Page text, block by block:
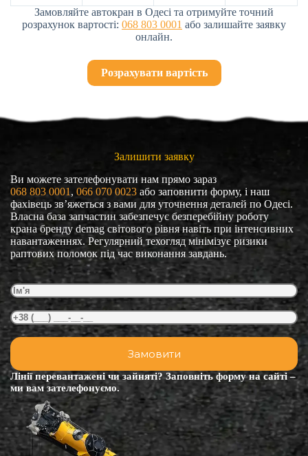
Замовляйте автокран в Одесі та отримуйте точний
розрахунок вартості: 068 803 0001 або залишайте заявку
онлайн.
Розрахувати вартість
Залишити заявку
Ви можете зателефонувати нам прямо зараз
068 803 0001 , 066 070 0023 або заповнити форму, і наш
фахівець зв’яжеться з вами для уточнення деталей по Одесі.
Власна база запчастин забезпечує безперебійну роботу
крана бренду demag світового рівня навіть при інтенсивних
навантаженнях. Регулярний техогляд мінімізує ризики
раптових поломок під час виконання завдань.
Лінії перевантажені чи зайняті? Заповніть форму на сайті –
ми вам зателефонуємо.